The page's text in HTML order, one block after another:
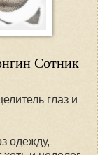
Сотник
глаз и
одежду,